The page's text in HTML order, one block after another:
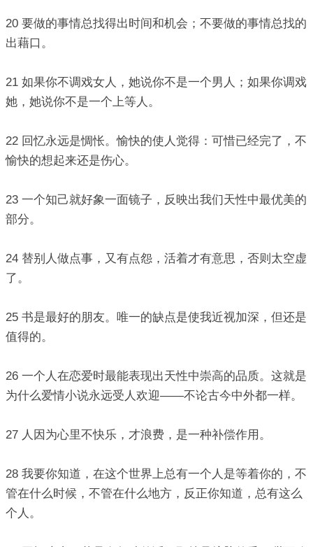
20 要做的事情总找得出时间和机会；不要做的事情总找的
出藉口。
21 如果你不调戏女人，她说你不是一个男人；如果你调戏
她，她说你不是一个上等人。
22 回忆永远是惆怅。愉快的使人觉得：可惜已经完了，不
愉快的想起来还是伤心。
23 一个知己就好象一面镜子，反映出我们天性中最优美的
部分。
24 替别人做点事，又有点怨，活着才有意思，否则太空虚
了。
25 书是最好的朋友。唯一的缺点是使我近视加深，但还是
值得的。
26 一个人在恋爱时最能表现出天性中崇高的品质。这就是
为什么爱情小说永远受人欢迎——不论古今中外都一样。
27 人因为心里不快乐，才浪费，是一种补偿作用。
28 我要你知道，在这个世界上总有一个人是等着你的，不
管在什么时候，不管在什么地方，反正你知道，总有这么
个人。